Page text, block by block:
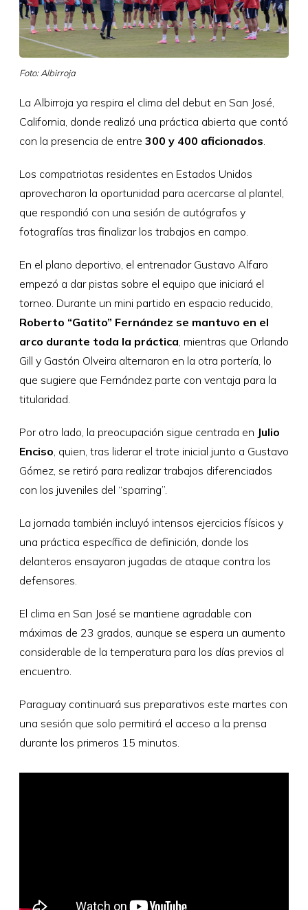
Foto: Albirroja
La Albirroja ya respira el clima del debut en San José,
California, donde realizó una práctica abierta que contó
con la presencia de entre 300 y 400 aficionados
Los compatriotas residentes en Estados Unidos
aprovecharon la oportunidad para acercarse al plantel,
que respondió con una sesión de autógrafos y
fotografías tras finalizar los trabajos en campo.
En el plano deportivo, el entrenador Gustavo Alfaro
empezó a dar pistas sobre el equipo que iniciará el
torneo. Durante un mini partido en espacio reducido,
Roberto “Gatito” Fernández se mantuvo en el
arco durante toda la práctica , mientras que Orlando
Gill y Gastón Olveira alternaron en la otra portería, lo
que sugiere que Fernández parte con ventaja para la
titularidad.
Por otro lado, la preocupación sigue centrada en Julio
Enciso , quien, tras liderar el trote inicial junto a Gustavo
Gómez, se retiró para realizar trabajos diferenciados
con los juveniles del “sparring”.
La jornada también incluyó intensos ejercicios físicos y
una práctica específica de definición, donde los
delanteros ensayaron jugadas de ataque contra los
defensores.
El clima en San José se mantiene agradable con
máximas de 23 grados, aunque se espera un aumento
considerable de la temperatura para los días previos al
encuentro.
Paraguay continuará sus preparativos este martes con
una sesión que solo permitirá el acceso a la prensa
durante los primeros 15 minutos.